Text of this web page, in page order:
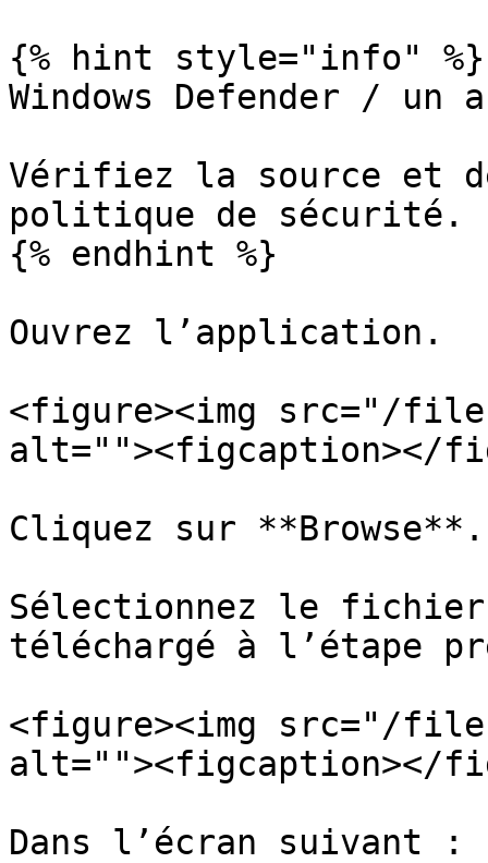
{% hint style="info" %}
Windows Defender /
Vérifiez la source et
politique de sécurité.
{% endhint %}
Ouvrez l’application.
<figure><img src="/files/
alt=""><figcaption></
Cliquez sur **Browse**.
Sélectionnez le
téléchargé à l’étape
<figure><img src="/
alt=""><figcaption></
Dans l’écran suivant :